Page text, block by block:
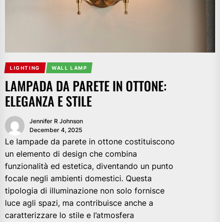
LIGHTING WALL LAMP
LAMPADA DA PARETE IN OTTONE:
ELEGANZA E STILE
Jennifer R Johnson
December 4, 2025
Le lampade da parete in ottone costituiscono
un elemento di design che combina
funzionalità ed estetica, diventando un punto
focale negli ambienti domestici. Questa
tipologia di illuminazione non solo fornisce
luce agli spazi, ma contribuisce anche a
caratterizzare lo stile e l’atmosfera